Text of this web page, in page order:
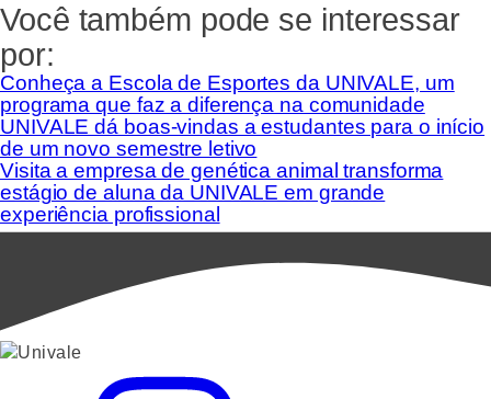
Você também pode se interessar
por:
Conheça a Escola de Esportes da UNIVALE, um
programa que faz a diferença na comunidade
UNIVALE dá boas-vindas a estudantes para o início
de um novo semestre letivo
Visita a empresa de genética animal transforma
estágio de aluna da UNIVALE em grande
experiência profissional